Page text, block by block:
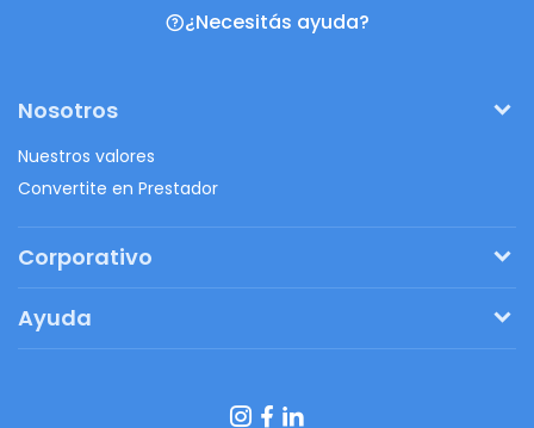
¿Necesitás ayuda?
Nosotros
Nuestros valores
Convertite en Prestador
Corporativo
Regalos originales
Ayuda